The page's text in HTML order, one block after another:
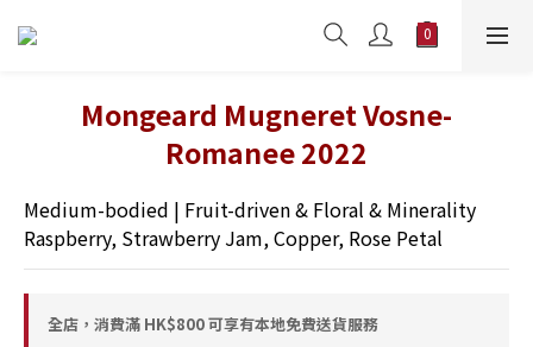
Mongeard Mugneret Vosne-
Romanee 2022
Medium-bodied | Fruit-driven & Floral & Minerality
Raspberry, Strawberry Jam, Copper, Rose Petal
全店，消費滿 HK$800 可享有本地免費送貨服務